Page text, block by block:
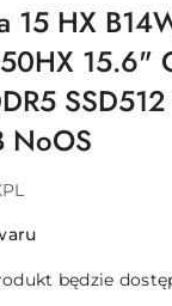
15 HX
15.6"
NoOS
będzie